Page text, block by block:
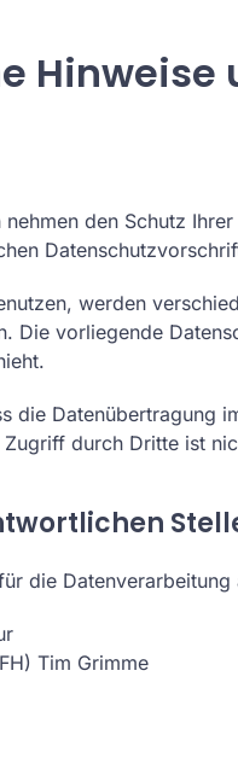
den Schutz
werden
Die vorliegende
die Datenübertragung
durch Dritte ist
die
Tim Grimme